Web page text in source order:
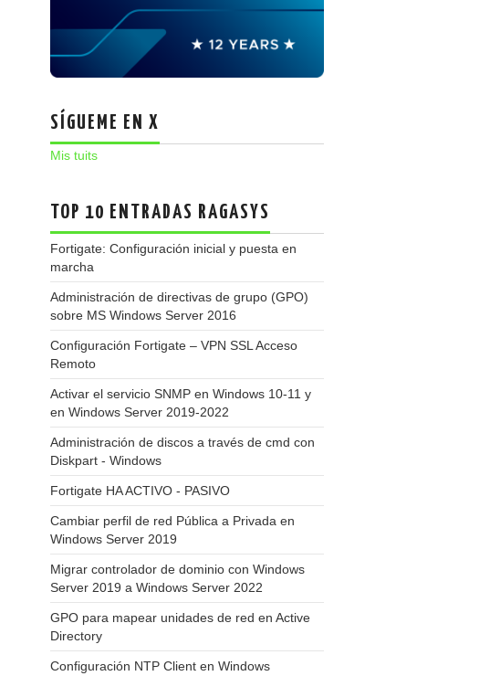
SÍGUEME EN X
Mis tuits
TOP 10 ENTRADAS RAGASYS
Fortigate: Configuración inicial y puesta en
marcha
Administración de directivas de grupo (GPO)
sobre MS Windows Server 2016
Configuración Fortigate – VPN SSL Acceso
Remoto
Activar el servicio SNMP en Windows 10-11 y
en Windows Server 2019-2022
Administración de discos a través de cmd con
Diskpart - Windows
Fortigate HA ACTIVO - PASIVO
Cambiar perfil de red Pública a Privada en
Windows Server 2019
Migrar controlador de dominio con Windows
Server 2019 a Windows Server 2022
GPO para mapear unidades de red en Active
Directory
Configuración NTP Client en Windows